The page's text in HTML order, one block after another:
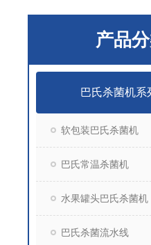
产品
巴氏杀菌机系
软包装巴氏杀菌机
巴氏常温杀菌机
水果罐头巴氏杀菌机
巴氏杀菌流水线